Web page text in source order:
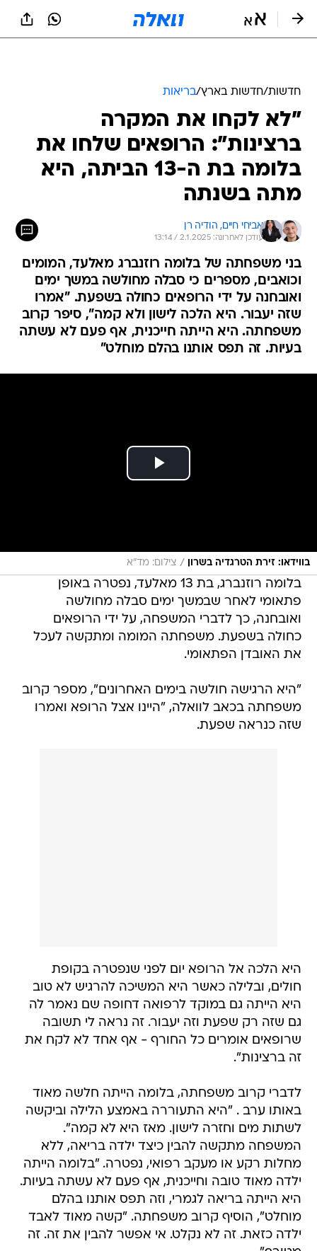
"לא לקחו את המקרה
ברצינות": הרופאים שלחו את
בלומה בת ה-13 הביתה, היא
מתה בשנתה
אביחי חיים, הודיה רן
עודכן לאחרונה: 2.1.2025 / 13:14
בני משפחתה של בלומה רוזנברג מאלעד, המומים
וכואבים, מספרים כי סבלה מחולשה במשך ימים
ואובחנה על ידי הרופאים כחולה בשפעת. "אמרו
שזה יעבור. היא הלכה לישון ולא קמה", סיפר קרוב
משפחתה. היא הייתה חייכנית, אף פעם לא עשתה
בעיות. זה תפס אותנו בהלם מוחלט"
בלומה רוזנברג, בת 13 מאלעד, נפטרה באופן
פתאומי לאחר שבמשך ימים סבלה מחולשה
ואובחנה, כך לדברי המשפחה, על ידי הרופאים
כחולה בשפעת. משפחתה המומה ומתקשה לעכל
את האובדן הפתאומי.
"היא הרגישה חולשה בימים האחרונים", מספר קרוב
שזה כנראה שפעת.
היא הייתה גם במוקד לרפואה דחופה שם נאמר לה
גם שזה רק שפעת וזה יעבור. זה נראה לי תשובה
שרופאים אומרים כל החורף - אף אחד לא לקח את
זה ברצינות".
לדברי קרוב משפחתה, בלומה הייתה חלשה מאוד
לשתות מים וחזרה לישון. מאז היא לא קמה".
המשפחה מתקשה להבין כיצד ילדה בריאה, ללא
מחלות רקע או מעקב רפואי, נפטרה. "בלומה הייתה
ילדה מאוד טובה וחייכנית, אף פעם לא עשתה בעיות.
היא הייתה בריאה לגמרי, וזה תפס אותנו בהלם
מוחלט", הוסיף קרוב משפחתה. "קשה מאוד לאבד
ילדה כזאת. זה לא נקלט. אי אפשר להבין את זה. זה
מטורף".